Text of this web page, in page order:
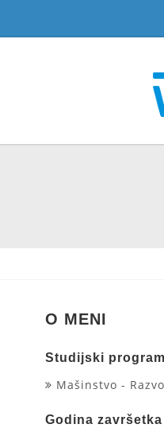
O MENI
Studijski program
Mašinstvo -
Godina završetka